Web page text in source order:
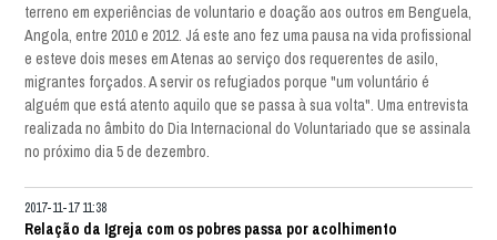
terreno em experiências de voluntario e doação aos outros em Benguela,
Angola, entre 2010 e 2012. Já este ano fez uma pausa na vida profissional
e esteve dois meses em Atenas ao serviço dos requerentes de asilo,
migrantes forçados. A servir os refugiados porque "um voluntário é
alguém que está atento aquilo que se passa à sua volta". Uma entrevista
realizada no âmbito do Dia Internacional do Voluntariado que se assinala
no próximo dia 5 de dezembro.
2017-11-17 11:38
Relação da Igreja com os pobres passa por acolhimento